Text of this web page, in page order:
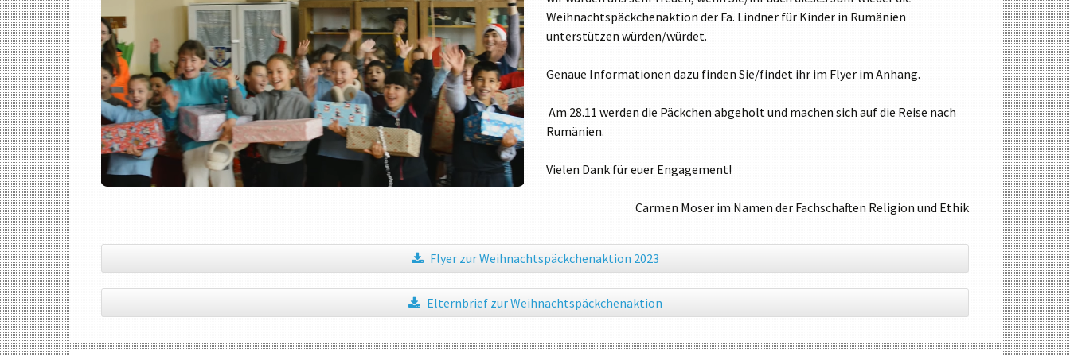
WAHLPFLICHTFÄCHERGRUPPE II
WAHLPFLICHTFÄCHERGRUPPE III W
TABLETKLASSEN
HAUSORDNUNG
MEDIENNUTZUNG
Weihnachtspäckchenaktion der Fa. Lindner für Kinder in Rumänien
unterstützen würden/würdet.
Genaue Informationen dazu finden Sie/findet ihr im Flyer im Anhang.
Am 28.11 werden die Päckchen abgeholt und machen sich auf die Reise nach
Rumänien.
Vielen Dank für euer Engagement!
Carmen Moser im Namen der Fachschaften Religion und Ethik
Flyer zur Weihnachtspäckchenaktion 2023
Elternbrief zur Weihnachtspäckchenaktion